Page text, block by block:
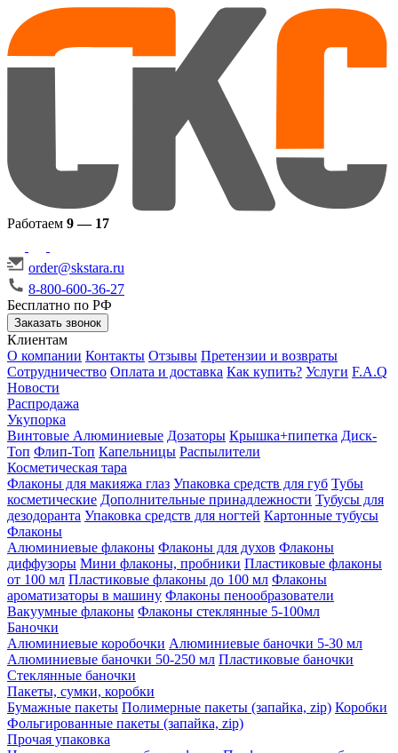
Работаем 9 — 17
order@skstara.ru
8-800-600-36-27
Бесплатно по РФ
Заказать звонок
Клиентам
О компании Контакты Отзывы Претензии и возвраты
Сотрудничество Оплата и доставка Как купить? Услуги F.A.Q
Новости
Распродажа
Укупорка
Винтовые Алюминиевые Дозаторы Крышка+пипетка Диск-
Топ Флип-Топ Капельницы Распылители
Косметическая тара
Флаконы для макияжа глаз Упаковка средств для губ Тубы
косметические Дополнительные принадлежности Тубусы для
дезодоранта Упаковка средств для ногтей Картонные тубусы
Флаконы
Алюминиевые флаконы Флаконы для духов Флаконы
диффузоры Мини флаконы, пробники Пластиковые флаконы
от 100 мл Пластиковые флаконы до 100 мл Флаконы
ароматизаторы в машину Флаконы пенообразователи
Вакуумные флаконы Флаконы стеклянные 5-100мл
Баночки
Алюминиевые коробочки Алюминиевые баночки 5-30 мл
Алюминиевые баночки 50-250 мл Пластиковые баночки
Стеклянные баночки
Пакеты, сумки, коробки
Бумажные пакеты Полимерные пакеты (запайка, zip) Коробки
Фольгированные пакеты (запайка, zip)
Прочая упаковка